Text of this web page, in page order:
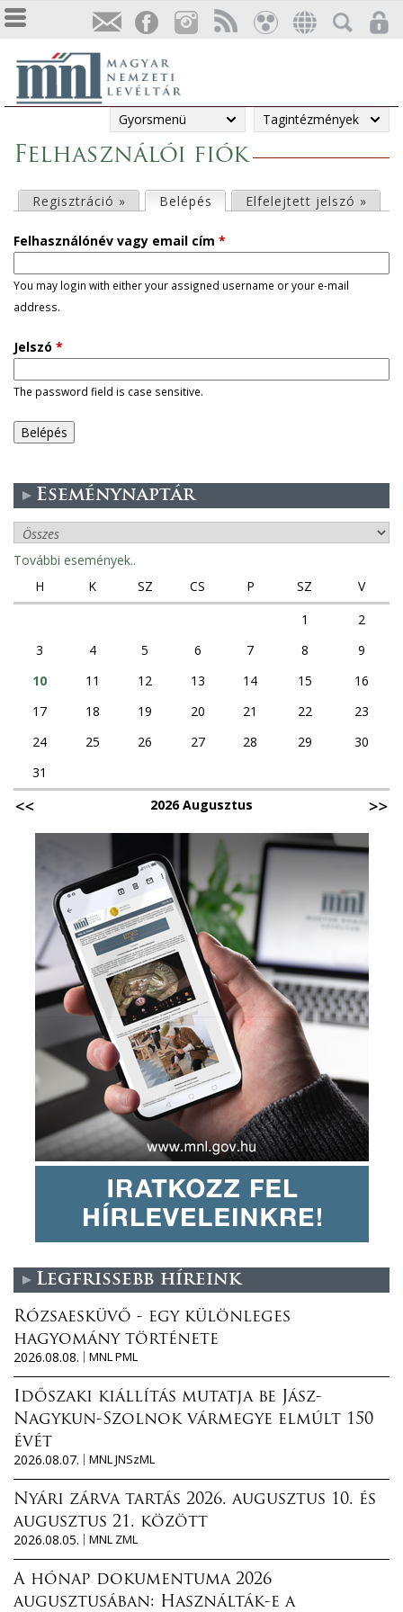
Gyorsmenü Tagintézmények
Felhasználói fiók
l
s
ő
d
l
e
e
s
Regisztráció » Belépés (aktív fül)Elfelejtett jelszó »
Felhasználónév vagy email cím *
You may login with either your assigned username or your e-mail
address.
Jelszó *
The password field is case sensitive.
Eseménynaptár
További események..
H
K SZ CS P SZ
V
1
2
3
4 5 6 7 8
9
10
11 12 13 14 15
16
17
18 19 20 21 22
23
24
25 26 27 28 29
30
31
2026 Augusztus
Legfrissebb híreink
Rózsaesküvő - egy különleges
hagyomány története
2026.08.08.
MNL PML
Időszaki kiállítás mutatja be Jász-
Nagykun-Szolnok vármegye elmúlt 150
évét
2026.08.07.
MNL JNSzML
Nyári zárva tartás 2026. augusztus 10. és
augusztus 21. között
2026.08.05.
MNL ZML
A hónap dokumentuma 2026
augusztusában: Használták-e a